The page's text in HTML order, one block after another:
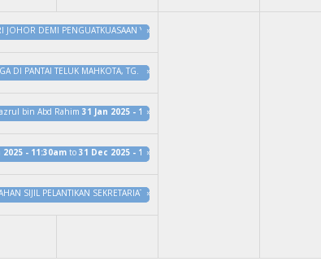
DEMI PENGUATKUASAAN YANG LEBIH EFISIEN DAN KEHARMONIAN
»
DI PANTAI TELUK MAHKOTA, TG. SEDILI
»
bin Abd Rahim31 Jan 2025 - 10:00am
»
2025 - 11:30am to31 Dec 2025 - 11:30am
»
SIJIL PELANTIKAN SEKRETARIAT JOHOR FAST LANE (JFL) MAJLIS DAERAH
»